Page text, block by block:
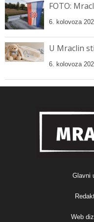
FOTO:
6. kolovoza
U Mraclin
6. kolovoza
Glavni
Web